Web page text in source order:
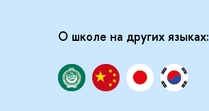
О школе на других языках: